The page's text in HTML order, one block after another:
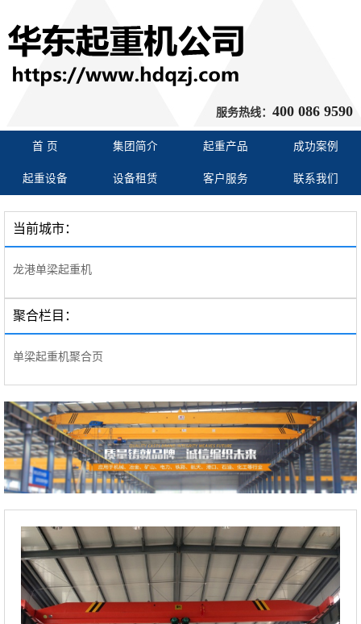
服务热线： 400 086 9590
首 页 集团简介 起重产品 成功案例
起重设备 设备租赁 客户服务 联系我们
当前城市：
龙港单梁起重机
聚合栏目：
单梁起重机聚合页